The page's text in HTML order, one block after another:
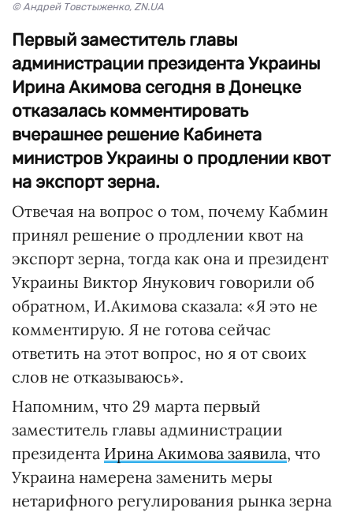
© Андрей Товстыженко, ZN.UA
Первый заместитель главы
администрации президента Украины
Ирина Акимова сегодня в Донецке
отказалась комментировать
вчерашнее решение Кабинета
министров Украины о продлении квот
на экспорт зерна.
Отвечая на вопрос о том, почему Кабмин
принял решение о продлении квот на
экспорт зерна, тогда как она и президент
Украины Виктор Янукович говорили об
обратном, И.Акимова сказала: «Я это не
комментирую. Я не готова сейчас
ответить на этот вопрос, но я от своих
слов не отказываюсь».
Напомним, что 29 марта первый
заместитель главы администрации
президента Ирина Акимова заявила, что
Украина намерена заменить меры
нетарифного регулирования рынка зерна